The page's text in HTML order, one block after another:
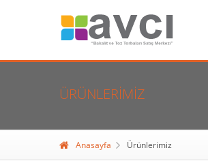
ÜRÜNLERIMIZ
Anasayfa Ürünlerimiz